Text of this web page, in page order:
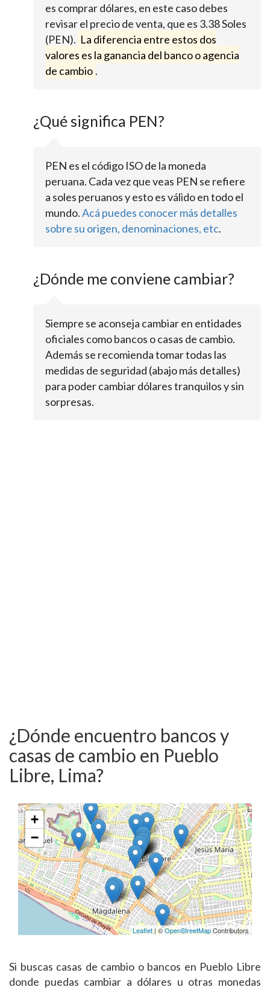
es comprar dólares, en este caso debes
revisar el precio de venta, que es 3.38 Soles
(PEN). La diferencia entre estos dos
valores es la ganancia del banco o agencia
de cambio .
¿Qué significa PEN?
PEN es el código ISO de la moneda
peruana. Cada vez que veas PEN se refiere
a soles peruanos y esto es válido en todo el
mundo.Acá puedes conocer más detalles
sobre su origen, denominaciones, etc.
¿Dónde me conviene cambiar?
Siempre se aconseja cambiar en entidades
oficiales como bancos o casas de cambio.
Además se recomienda tomar todas las
medidas de seguridad (abajo más detalles)
para poder cambiar dólares tranquilos y sin
sorpresas.
¿Dónde encuentro bancos y
casas de cambio en Pueblo
Libre, Lima?
+
−
Leaflet| ©OpenStreetMapContributors
Si buscas casas de cambio o bancos en Pueblo Libre
donde puedas cambiar a dólares u otras monedas